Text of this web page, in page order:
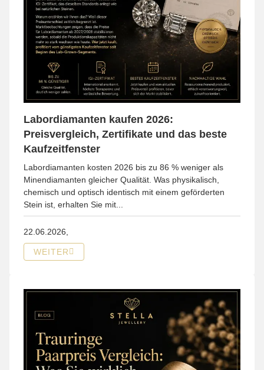
Labordiamanten kaufen 2026:
Preisvergleich, Zertifikate und das beste
Kaufzeitfenster
Labordiamanten kosten 2026 bis zu 86 % weniger als
Minendiamanten gleicher Qualität. Was physikalisch,
chemisch und optisch identisch mit einem geförderten
Stein ist, erhalten Sie mit...
22.06.2026,
WEITER